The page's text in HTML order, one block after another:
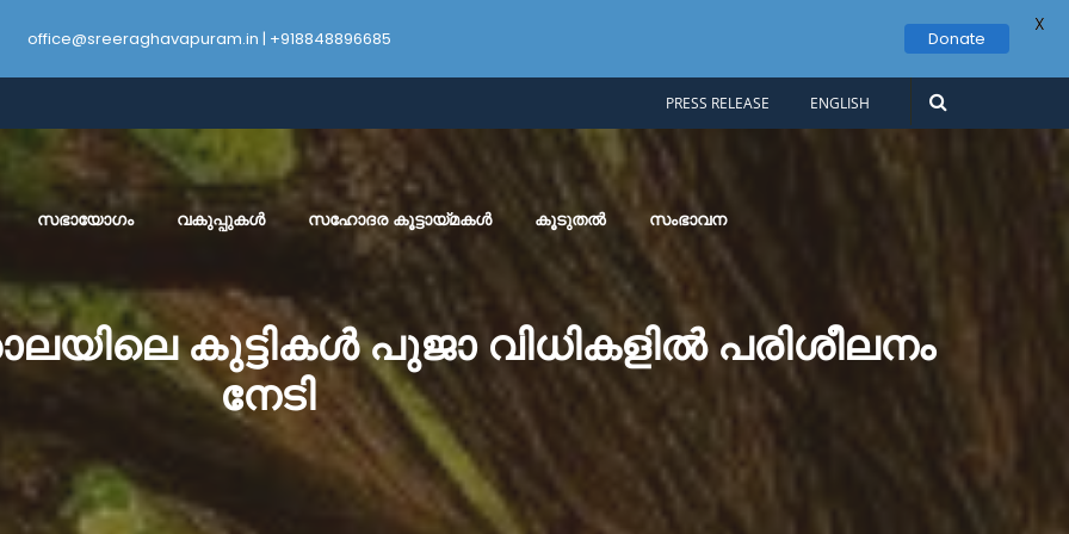
PRESS RELEASE ENGLISH
സഭായോഗം വകുപ്പുകൾ സഹോദര കൂട്ടായ്മകൾ കൂടുതൽ സംഭാവന
കുട്ടികൾ പുജാ വിധികളിൽ പരിശീലനം
നേടി
office@sreeraghavapuram.in | +918848896685 Donate
X